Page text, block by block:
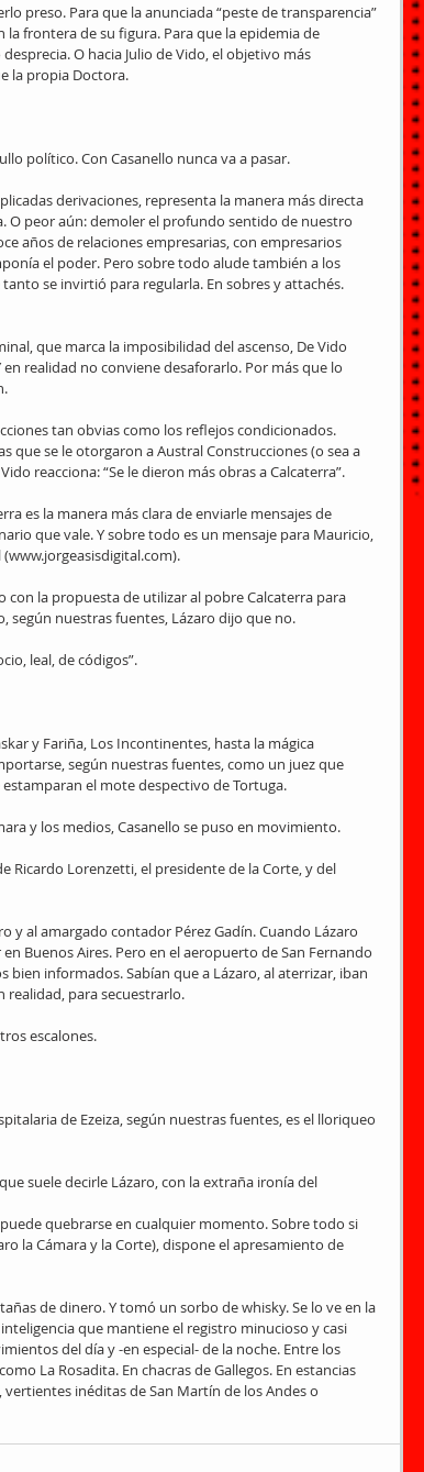
preso. Para que la anunciada “peste de transparencia”
frontera de su figura. Para que la epidemia de
O hacia Julio de Vido, el objetivo más
la propia Doctora.
político. Con Casanello nunca va a pasar.
derivaciones, representa la manera más directa
O peor aún: demoler el profundo sentido de nuestro
años de relaciones empresarias, con empresarios
el poder. Pero sobre todo alude también a los
se invirtió para regularla. En sobres y attachés.
que marca la imposibilidad del ascenso, De Vido
realidad no conviene desaforarlo. Por más que lo
tan obvias como los reflejos condicionados.
que se le otorgaron a Austral Construcciones (o sea a
reacciona: “Se le dieron más obras a Calcaterra”.
es la manera más clara de enviarle mensajes de
que vale. Y sobre todo es un mensaje para Mauricio,
con la propuesta de utilizar al pobre Calcaterra para
según nuestras fuentes, Lázaro dijo que no.
leal, de códigos”.
y Fariña, Los Incontinentes, hasta la mágica
según nuestras fuentes, como un juez que
el mote despectivo de Tortuga.
y los medios, Casanello se puso en movimiento.
Ricardo Lorenzetti, el presidente de la Corte, y del
y al amargado contador Pérez Gadín. Cuando Lázaro
Buenos Aires. Pero en el aeropuerto de San Fernando
informados. Sabían que a Lázaro, al aterrizar, iban
realidad, para secuestrarlo.
escalones.
de Ezeiza, según nuestras fuentes, es el lloriqueo
suele decirle Lázaro, con la extraña ironía del
quebrarse en cualquier momento. Sobre todo si
la Cámara y la Corte), dispone el apresamiento de
de dinero. Y tomó un sorbo de whisky. Se lo ve en la
que mantiene el registro minucioso y casi
del día y -en especial- de la noche. Entre los
La Rosadita. En chacras de Gallegos. En estancias
inéditas de San Martín de los Andes o